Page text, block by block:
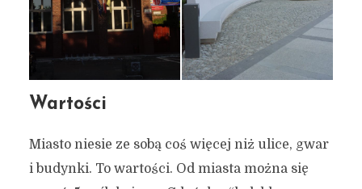
Wartości
Miasto niesie ze sobą coś więcej niż ulice, gwar
i budynki. To wartości. Od miasta można się